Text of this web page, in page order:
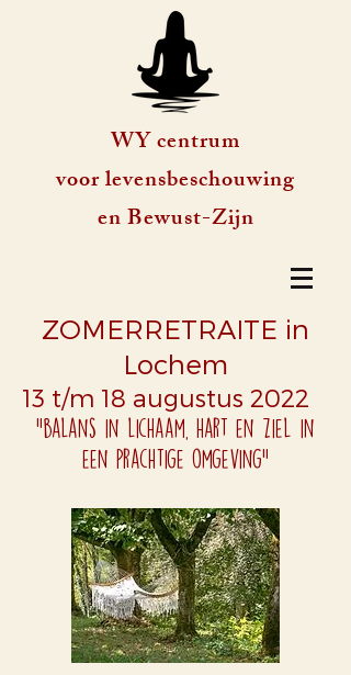
WY centrum
voor levensbeschouwing
en Bewust-Zijn
ZOMERRETRAITE in
Lochem
13 t/m 18 augustus 2022
"balans in lichaam, hart en ziel in
een prachtige omgeving"